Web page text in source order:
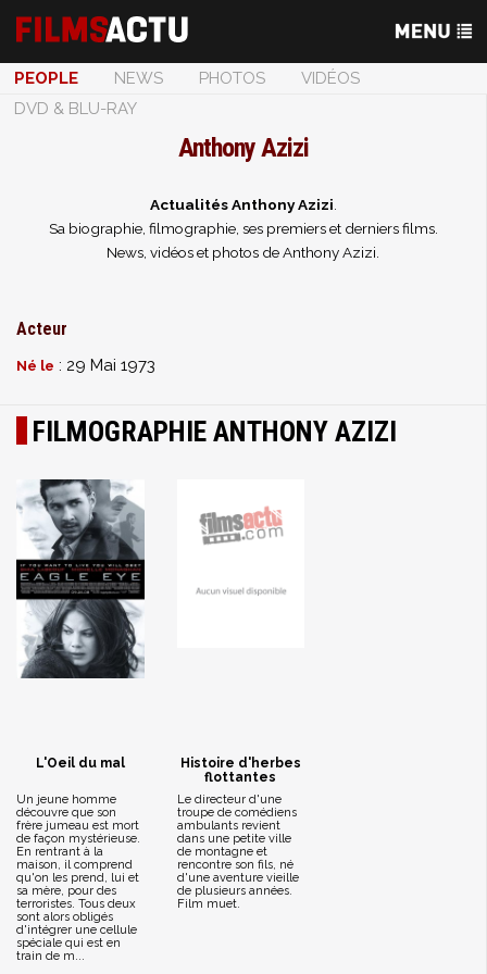
PEOPLE NEWS PHOTOS
VIDÉOS
DVD & BLU-RAY
Anthony Azizi
Actualités Anthony Azizi
Sa biographie, filmographie, ses premiers et derniers films.
News, vidéos et photos de Anthony Azizi.
Acteur
Né le : 29 Mai 1973
FILMOGRAPHIE ANTHONY AZIZI
L'Oeil du mal
Un jeune homme
découvre que son
frère jumeau est mort
de façon mystérieuse.
En rentrant à la
maison, il comprend
qu'on les prend, lui et
sa mère, pour des
terroristes. Tous deux
sont alors obligés
d'intégrer une cellule
spéciale qui est en
train de m...
Histoire d'herbes
flottantes
Le directeur d'une
troupe de comédiens
ambulants revient
dans une petite ville
de montagne et
rencontre son fils, né
d'une aventure vieille
de plusieurs années.
Film muet.